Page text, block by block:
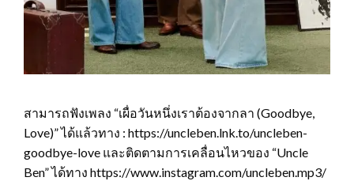
สามารถฟังเพลง “เผื่อวันหนึ่งเราต้องจากลา (Goodbye,
Love)” ได้แล้วทาง : https://uncleben.lnk.to/uncleben-
goodbye-love และติดตามการเคลื่อนไหวของ “Uncle
Ben” ได้ทาง https://www.instagram.com/uncleben.mp3/